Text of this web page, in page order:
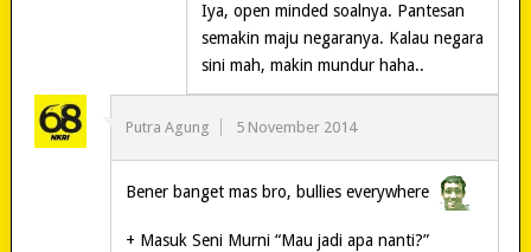
Iya, open minded soalnya. Pantesan
semakin maju negaranya. Kalau negara
sini mah, makin mundur haha..
Putra Agung 5 November 2014
Bener banget mas bro, bullies everywhere
+ Masuk Seni Murni “Mau jadi apa nanti?”